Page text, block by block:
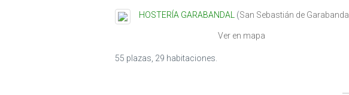
HOSTERÍA GARABANDAL (San Sebastián de Garabandal
Ver en mapa
55 plazas, 29 habitaciones.